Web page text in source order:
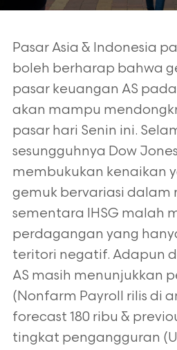
Pasar Asia & Indonesia
boleh berharap bahwa
pasar keuangan AS
akan mampu
pasar hari Senin ini.
sesungguhnya Dow
membukukan kenaikan
gemuk bervariasi dalam
sementara IHSG malah
perdagangan yang
teritori negatif. Adapun
AS masih menunjukkan
(Nonfarm Payroll rilis di
forecast 180 ribu &
tingkat pengangguran